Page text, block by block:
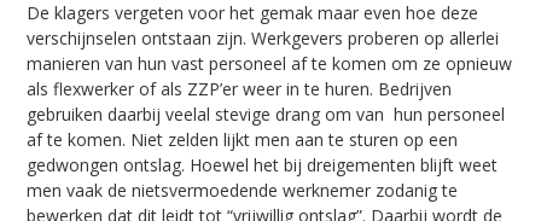
De klagers vergeten voor het gemak maar even hoe deze
verschijnselen ontstaan zijn. Werkgevers proberen op allerlei
manieren van hun vast personeel af te komen om ze opnieuw
als flexwerker of als ZZP’er weer in te huren. Bedrijven
gebruiken daarbij veelal stevige drang om van hun personeel
af te komen. Niet zelden lijkt men aan te sturen op een
gedwongen ontslag. Hoewel het bij dreigementen blijft weet
men vaak de nietsvermoedende werknemer zodanig te
bewerken dat dit leidt tot “vrijwillig ontslag”. Daarbij wordt de